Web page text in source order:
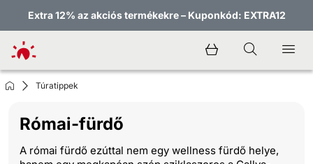
Extra 12% az akciós termékekre – Kuponkód: EXTRA12
Túratippek
Római-fürdő
A római fürdő ezúttal nem egy wellness fürdő helye,